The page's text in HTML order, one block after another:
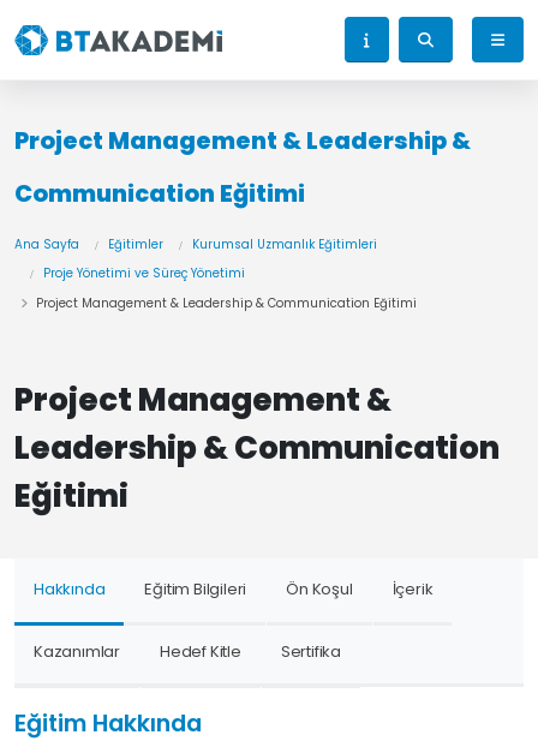
Project Management & Leadership &
Communication Eğitimi
Ana Sayfa Eğitimler
Kurumsal Uzmanlık Eğitimleri
Proje Yönetimi ve Süreç Yönetimi
Project Management & Leadership & Communication Eğitimi
Project Management &
Leadership & Communication
Eğitimi
Hakkında Eğitim Bilgileri Ön Koşul İçerik
Kazanımlar Hedef Kitle Sertifika
Eğitim Hakkında